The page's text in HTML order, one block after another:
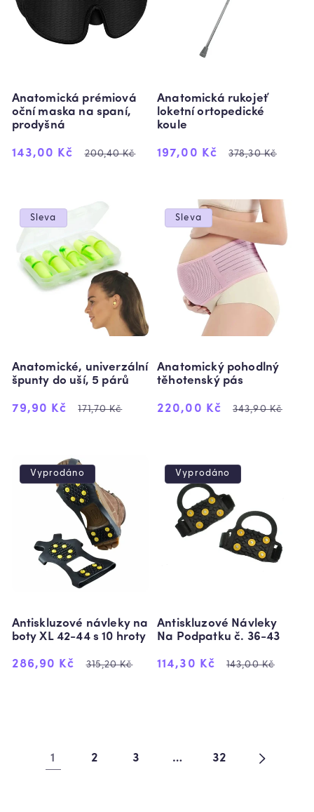
Anatomická prémiová
oční maska na spaní,
prodyšná
Výprodejová
143,00 Kč
Běžná
200,40 Kč
Anatomická rukojeť
loketní ortopedické
koule
Výprodejová
197,00 Kč
Běžná
378,30 Kč
Sleva
Anatomické, univerzální
špunty do uší, 5 párů
Výprodejová
79,90 Kč
Běžná
171,70 Kč
Sleva
Anatomický pohodlný
těhotenský pás
Výprodejová
220,00 Kč
Běžná
343,90 Kč
Vyprodáno
Antiskluzové návleky na
boty XL 42-44 s 10 hroty
Výprodejová
286,90 Kč
Běžná
315,20 Kč
Vyprodáno
Antiskluzové Návleky
Na Podpatku č. 36-43
Výprodejová
114,30 Kč
Běžná
143,00 Kč
1 2 3 … 32